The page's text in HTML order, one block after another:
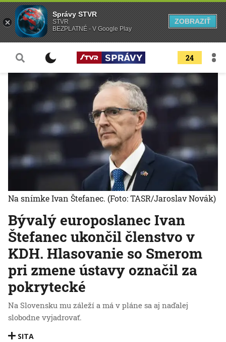
24
Bývalý europoslanec Ivan
Štefanec ukončil členstvo v
KDH. Hlasovanie so Smerom
pri zmene ústavy označil za
pokrytecké
Na Slovensku mu záleží a má v pláne sa aj naďalej
slobodne vyjadrovať.
SITA
Na snímke Ivan Štefanec. (Foto: TASR/Jaroslav Novák)
Správy STVR
STVR
BEZPLATNÉ - V Google Play
ZOBRAZIŤ